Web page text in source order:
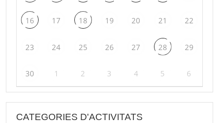
16 17 18 19 20 21 22
23 24 25 26 27 28 29
30 1 2 3 4 5 6
CATEGORIES D'ACTIVITATS